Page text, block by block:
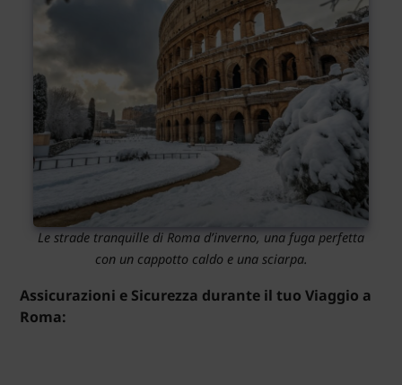
Le strade tranquille di Roma d’inverno, una fuga perfetta
con un cappotto caldo e una sciarpa.
Assicurazioni e Sicurezza durante il tuo Viaggio a
Roma: